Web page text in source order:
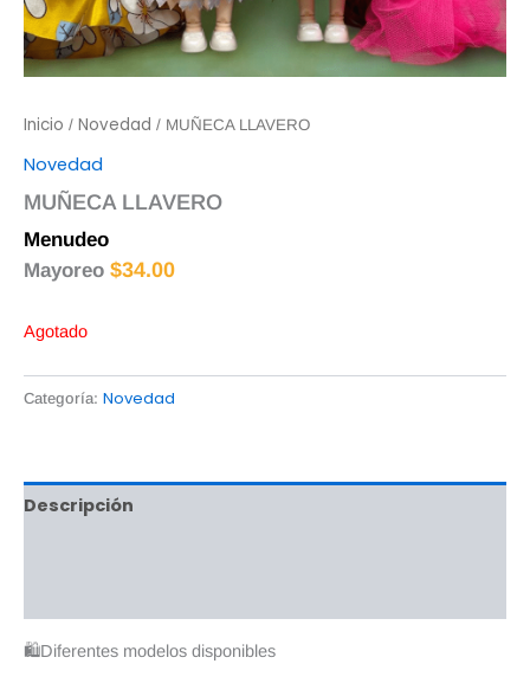
Inicio / Novedad / MUÑECA LLAVERO
Novedad
MUÑECA LLAVERO
Menudeo
Mayoreo $34.00
Agotado
Categoría: Novedad
Descripción
🛍️Diferentes modelos disponibles